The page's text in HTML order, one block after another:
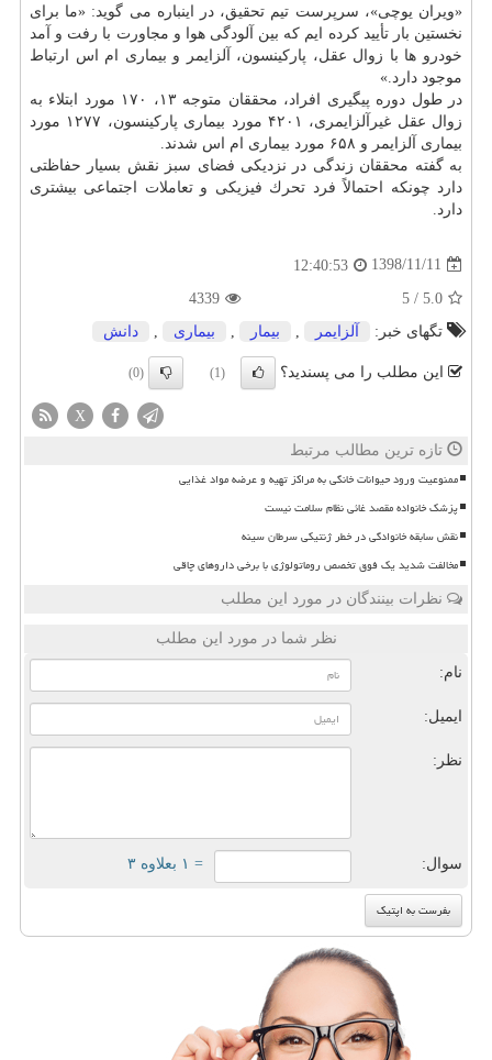
«ویران یوچی»، سرپرست تیم تحقیق، در اینباره می گوید: «ما برای
نخستین بار تأیید كرده ایم كه بین آلودگی هوا و مجاورت با رفت و آمد
خودرو ها با زوال عقل، پاركینسون، آلزایمر و بیماری ام اس ارتباط
موجود دارد.»
در طول دوره پیگیری افراد، محققان متوجه ۱۳، ۱۷۰ مورد ابتلاء به
زوال عقل غیرآلزایمری، ۴۲۰۱ مورد بیماری پاركینسون، ۱۲۷۷ مورد
بیماری آلزایمر و ۶۵۸ مورد بیماری ام اس شدند.
به گفته محققان زندگی در نزدیكی فضای سبز نقش بسیار حفاظتی
دارد چونكه احتمالاً فرد تحرك فیزیكی و تعاملات اجتماعی بیشتری
دارد.
1398/11/11
12:40:53
5.0
/
5
4339
تگهای خبر:
آلزایمر بیمار بیماری دانش
این مطلب را می پسندید؟ (1)
(0)
X
تازه ترین مطالب مرتبط
ممنوعیت ورود حیوانات خانگی به مراکز تهیه و عرضه مواد غذایی
پزشک خانواده مقصد غائی نظام سلامت نیست
نقش سابقه خانوادگی در خطر ژنتیکی سرطان سینه
مخالفت شدید یک فوق تخصص روماتولوژی با برخی داروهای چاقی
نظرات بینندگان در مورد این مطلب
نظر شما در مورد این مطلب
نام:
ایمیل:
نظر:
سوال: = ۱ بعلاوه ۳